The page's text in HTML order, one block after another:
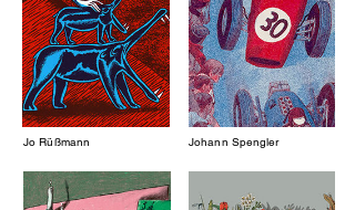
Jo Rüßmann Johann Spengler